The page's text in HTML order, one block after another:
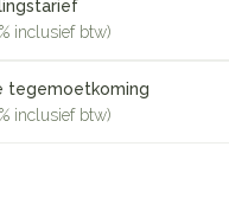
inclusief btw)
tegemoetkoming
inclusief btw)